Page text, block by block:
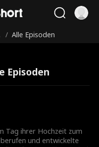
/ Alle Episoden
Episoden
Tag ihrer Hochzeit zum
und entwickelte